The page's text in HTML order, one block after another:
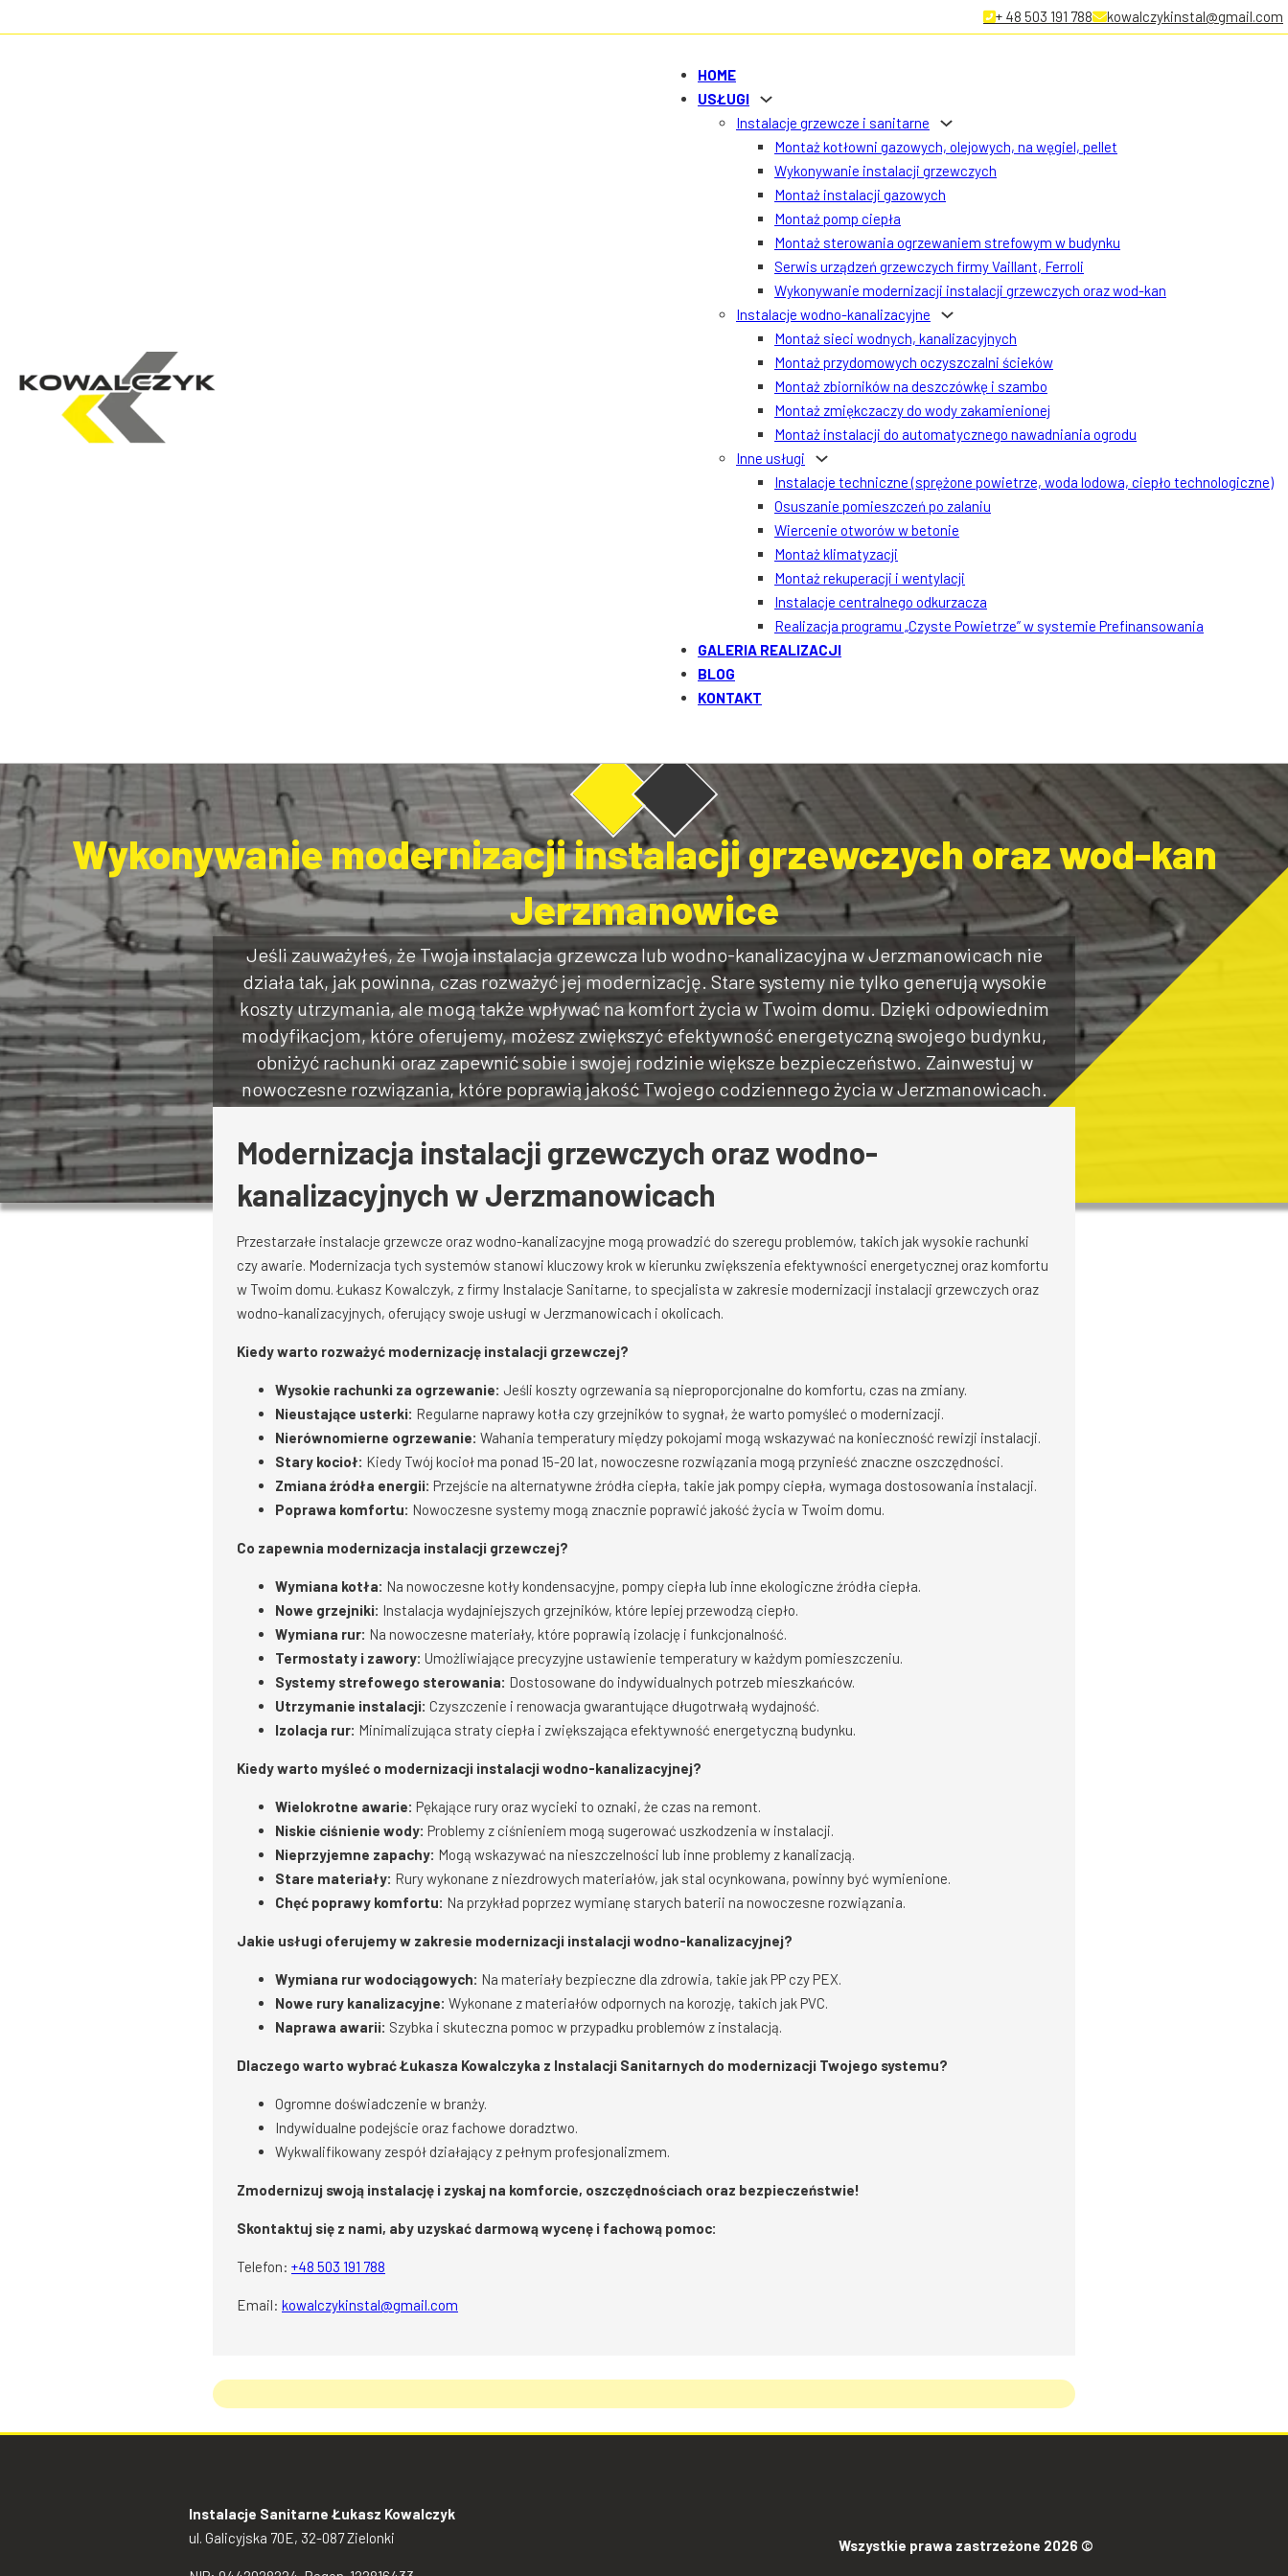
+ 48 503 191 788 kowalczykinstal@gmail.com
HOME
USŁUGI
Instalacje grzewcze i sanitarne
Montaż kotłowni gazowych, olejowych, na węgiel, pellet
Wykonywanie instalacji grzewczych
Montaż instalacji gazowych
Montaż pomp ciepła
Montaż sterowania ogrzewaniem strefowym w budynku
Serwis urządzeń grzewczych firmy Vaillant, Ferroli
Wykonywanie modernizacji instalacji grzewczych oraz wod-kan
Instalacje wodno-kanalizacyjne
Montaż sieci wodnych, kanalizacyjnych
Montaż przydomowych oczyszczalni ścieków
Montaż zbiorników na deszczówkę i szambo
Montaż zmiękczaczy do wody zakamienionej
Montaż instalacji do automatycznego nawadniania ogrodu
Inne usługi
Instalacje techniczne (sprężone powietrze, woda lodowa, ciepło technologiczne)
Osuszanie pomieszczeń po zalaniu
Wiercenie otworów w betonie
Montaż klimatyzacji
Montaż rekuperacji i wentylacji
Instalacje centralnego odkurzacza
Realizacja programu „Czyste Powietrze” w systemie Prefinansowania
GALERIA REALIZACJI
BLOG
KONTAKT
Wykonywanie modernizacji instalacji grzewczych oraz wod-kan
Jerzmanowice
Jeśli zauważyłeś, że Twoja instalacja grzewcza lub wodno-kanalizacyjna w Jerzmanowicach nie
działa tak, jak powinna, czas rozważyć jej modernizację. Stare systemy nie tylko generują wysokie
koszty utrzymania, ale mogą także wpływać na komfort życia w Twoim domu. Dzięki odpowiednim
modyfikacjom, które oferujemy, możesz zwiększyć efektywność energetyczną swojego budynku,
obniżyć rachunki oraz zapewnić sobie i swojej rodzinie większe bezpieczeństwo. Zainwestuj w
nowoczesne rozwiązania, które poprawią jakość Twojego codziennego życia w Jerzmanowicach.
Modernizacja instalacji grzewczych oraz wodno-
kanalizacyjnych w Jerzmanowicach
Przestarzałe instalacje grzewcze oraz wodno-kanalizacyjne mogą prowadzić do szeregu problemów, takich jak wysokie rachunki
czy awarie. Modernizacja tych systemów stanowi kluczowy krok w kierunku zwiększenia efektywności energetycznej oraz komfortu
w Twoim domu. Łukasz Kowalczyk, z firmy Instalacje Sanitarne, to specjalista w zakresie modernizacji instalacji grzewczych oraz
wodno-kanalizacyjnych, oferujący swoje usługi w Jerzmanowicach i okolicach.
Kiedy warto rozważyć modernizację instalacji grzewczej?
Wysokie rachunki za ogrzewanie: Jeśli koszty ogrzewania są nieproporcjonalne do komfortu, czas na zmiany.
Nieustające usterki: Regularne naprawy kotła czy grzejników to sygnał, że warto pomyśleć o modernizacji.
Nierównomierne ogrzewanie: Wahania temperatury między pokojami mogą wskazywać na konieczność rewizji instalacji.
Stary kocioł: Kiedy Twój kocioł ma ponad 15-20 lat, nowoczesne rozwiązania mogą przynieść znaczne oszczędności.
Zmiana źródła energii: Przejście na alternatywne źródła ciepła, takie jak pompy ciepła, wymaga dostosowania instalacji.
Poprawa komfortu: Nowoczesne systemy mogą znacznie poprawić jakość życia w Twoim domu.
Co zapewnia modernizacja instalacji grzewczej?
Wymiana kotła: Na nowoczesne kotły kondensacyjne, pompy ciepła lub inne ekologiczne źródła ciepła.
Nowe grzejniki: Instalacja wydajniejszych grzejników, które lepiej przewodzą ciepło.
Wymiana rur: Na nowoczesne materiały, które poprawią izolację i funkcjonalność.
Termostaty i zawory: Umożliwiające precyzyjne ustawienie temperatury w każdym pomieszczeniu.
Systemy strefowego sterowania: Dostosowane do indywidualnych potrzeb mieszkańców.
Utrzymanie instalacji: Czyszczenie i renowacja gwarantujące długotrwałą wydajność.
Izolacja rur: Minimalizująca straty ciepła i zwiększająca efektywność energetyczną budynku.
Kiedy warto myśleć o modernizacji instalacji wodno-kanalizacyjnej?
Wielokrotne awarie: Pękające rury oraz wycieki to oznaki, że czas na remont.
Niskie ciśnienie wody: Problemy z ciśnieniem mogą sugerować uszkodzenia w instalacji.
Nieprzyjemne zapachy: Mogą wskazywać na nieszczelności lub inne problemy z kanalizacją.
Stare materiały: Rury wykonane z niezdrowych materiałów, jak stal ocynkowana, powinny być wymienione.
Chęć poprawy komfortu: Na przykład poprzez wymianę starych baterii na nowoczesne rozwiązania.
Jakie usługi oferujemy w zakresie modernizacji instalacji wodno-kanalizacyjnej?
Wymiana rur wodociągowych: Na materiały bezpieczne dla zdrowia, takie jak PP czy PEX.
Nowe rury kanalizacyjne: Wykonane z materiałów odpornych na korozję, takich jak PVC.
Naprawa awarii: Szybka i skuteczna pomoc w przypadku problemów z instalacją.
Dlaczego warto wybrać Łukasza Kowalczyka z Instalacji Sanitarnych do modernizacji Twojego systemu?
Ogromne doświadczenie w branży.
Indywidualne podejście oraz fachowe doradztwo.
Wykwalifikowany zespół działający z pełnym profesjonalizmem.
Zmodernizuj swoją instalację i zyskaj na komforcie, oszczędnościach oraz bezpieczeństwie!
Skontaktuj się z nami, aby uzyskać darmową wycenę i fachową pomoc:
Telefon: +48 503 191 788
Email: kowalczykinstal@gmail.com
Instalacje Sanitarne Łukasz Kowalczyk
ul. Galicyjska 70E, 32-087 Zielonki
Wszystkie prawa zastrzeżone 2026 ©